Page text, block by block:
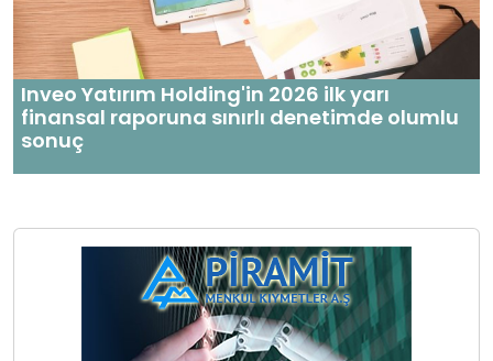
Inveo Yatırım Holding'in 2026 ilk yarı
finansal raporuna sınırlı denetimde olumlu
sonuç